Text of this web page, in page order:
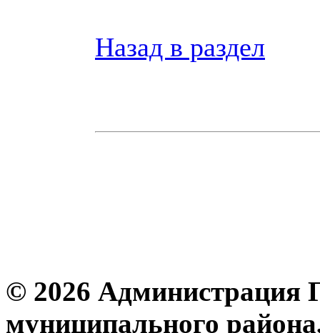
Назад в раздел
© 2026 Администрация
муниципального